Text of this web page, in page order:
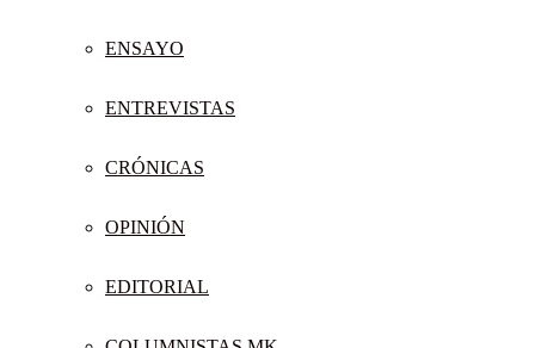
ENSAYO
ENTREVISTAS
CRÓNICAS
OPINIÓN
EDITORIAL